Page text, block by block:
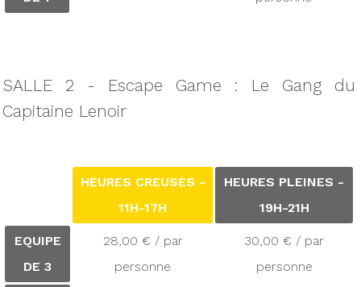
SALLE 2 - Escape Game : Le Gang du
Capitaine Lenoir
HEURES CREUSES -
11H-17H
HEURES PLEINES -
19H-21H
EQUIPE
DE 3
28,00 € / par
personne
30,00 € / par
personne